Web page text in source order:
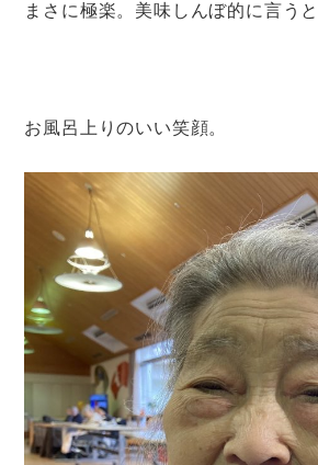
まさに極楽。美味しんぼ的に言う
お風呂上りのいい笑顔。